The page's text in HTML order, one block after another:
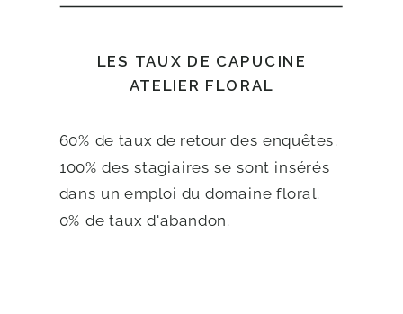
LES TAUX DE CAPUCINE
ATELIER FLORAL
60% de taux de retour des enquêtes.
100% des stagiaires se sont insérés
dans un emploi du domaine floral.
0% de taux d'abandon.